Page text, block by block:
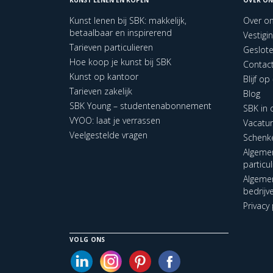
Kunst lenen bij SBK: makkelijk,
betaalbaar en inspirerend
Tarieven particulieren
Hoe koop je kunst bij SBK
Kunst op kantoor
Tarieven zakelijk
SBK Young – studentenabonnement
VYOO: laat je verrassen
Veelgestelde vragen
Over
Blijf op
Blog
SBK in
VOLG ONS